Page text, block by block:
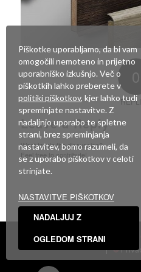
0
Leave a Reply
Want to join the discussion?
Feel free to contribute!
You must be
Facebook | Showroom
|
Piškotke uporabljamo, da bi vam
omogočili nemoteno in prijetno
uporabniško izkušnjo. Več o
piškotkih lahko preberete v
politiki piškotkov, kjer lahko tudi
spreminjate nastavitve. Z
nadaljnjo uporabo te spletne
strani, brez spreminjanja
nastavitev, bomo razumeli, da
se z uporabo piškotkov v celoti
strinjate.
NASTAVITVE PIŠKOTKOV
NADALJUJ Z
OGLEDOM STRANI